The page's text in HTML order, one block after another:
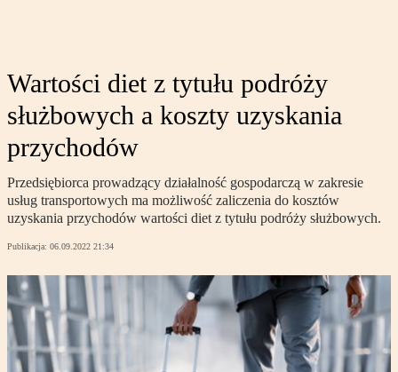
Wartości diet z tytułu podróży
służbowych a koszty uzyskania
przychodów
Przedsiębiorca prowadzący działalność gospodarczą w zakresie
usług transportowych ma możliwość zaliczenia do kosztów
uzyskania przychodów wartości diet z tytułu podróży służbowych.
Publikacja: 06.09.2022 21:34